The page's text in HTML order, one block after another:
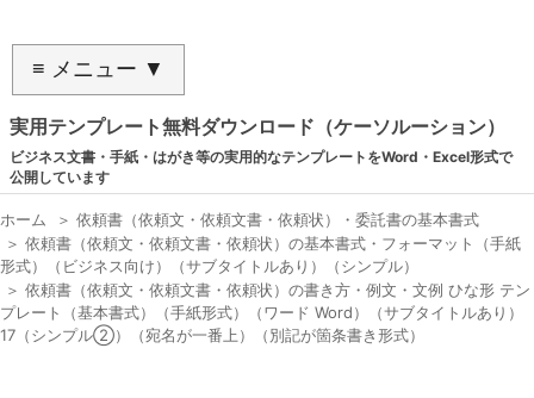
≡ メニュー ▼
実用テンプレート無料ダウンロード（ケーソルーション）
ビジネス文書・手紙・はがき等の実用的なテンプレートをWord・Excel形式で
公開しています
ホーム ＞ 依頼書（依頼文・依頼文書・依頼状）・委託書の基本書式
＞ 依頼書（依頼文・依頼文書・依頼状）の基本書式・フォーマット（手紙
形式）（ビジネス向け）（サブタイトルあり）（シンプル）
＞ 依頼書（依頼文・依頼文書・依頼状）の書き方・例文・文例 ひな形 テン
プレート（基本書式）（手紙形式）（ワード Word）（サブタイトルあり）
17（シンプル②）（宛名が一番上）（別記が箇条書き形式）